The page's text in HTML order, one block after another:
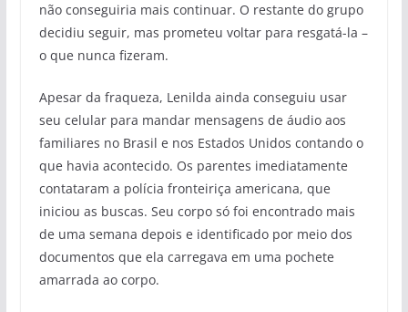
não conseguiria mais continuar. O restante do grupo
decidiu seguir, mas prometeu voltar para resgatá-la –
o que nunca fizeram.
Apesar da fraqueza, Lenilda ainda conseguiu usar
seu celular para mandar mensagens de áudio aos
familiares no Brasil e nos Estados Unidos contando o
que havia acontecido. Os parentes imediatamente
contataram a polícia fronteiriça americana, que
iniciou as buscas. Seu corpo só foi encontrado mais
de uma semana depois e identificado por meio dos
documentos que ela carregava em uma pochete
amarrada ao corpo.